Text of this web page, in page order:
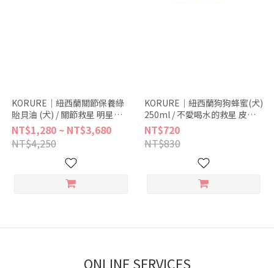
KORURE｜紐西蘭關節保養綠
貽貝油 (犬) / 關節救星 明星產
品
NT$1,280 ~ NT$3,680
NT$4,250
KORURE｜紐西蘭狗狗蜂蜜(犬)
250ml / 不愛喝水的救星 皮
膚、關節保養 毛髮亮麗
NT$720
NT$830
ONLINE SERVICES